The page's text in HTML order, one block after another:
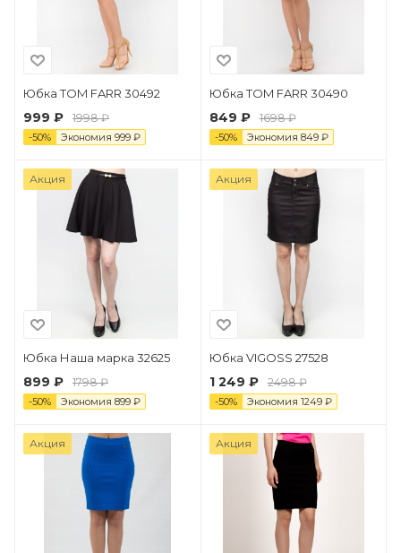
Юбка TOM FARR 30492
999 ₽ 1998 ₽
-50% Экономия 999 ₽
Юбка TOM FARR 30490
849 ₽ 1698 ₽
-50% Экономия 849₽
Акция
Юбка Наша марка 32625
899 ₽ 1798 ₽
-50% Экономия 899 ₽
Акция
Юбка VIGOSS 27528
1 249 ₽ 2498 ₽
-50% Экономия 1249₽
Акция Акция